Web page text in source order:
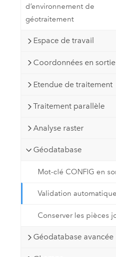
Technologie
cartographie et
d’environnement de
géotraitement
Espace de travail
Coordonnées en sortie
Etendue de traitement
Traitement parallèle
Analyse raster
Géodatabase
Mot-clé CONFIG en
Validation automatique
Conserver les pièces
Géodatabase avancée